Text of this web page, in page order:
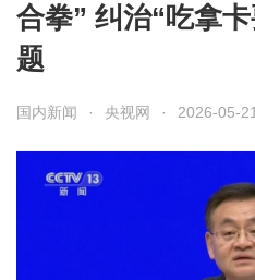
合拳” 纠治“吃拿
题
国内新闻 · 央视网 · 2026-05-